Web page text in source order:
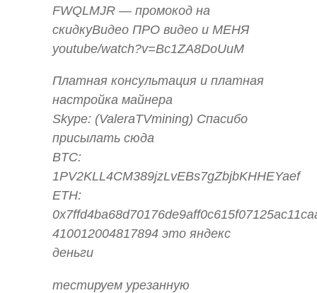
FWQLMJR — промокод на
скидкуВидео ПРО видео и МЕНЯ
youtube/watch?v=Bc1ZA8DoUuM
Платная консультация и платная
настройка майнера
Skype: (ValeraTVmining) Спасибо
присылать сюда
BTC:
1PV2KLL4CM389jzLvEBs7gZbjbKHHEYaef
ETH:
410012004817894 это яндекс
деньги
тестируем урезанную